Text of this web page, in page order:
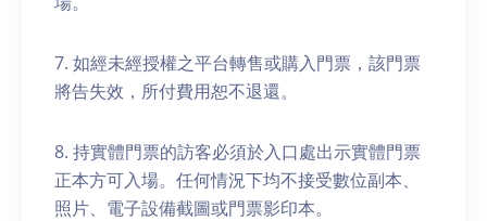
7.⁠ ⁠如經未經授權之平台轉售或購入門票，該門票
將告失效，所付費用恕不退還。
8. 持實體門票的訪客必須於入口處出示實體門票
正本方可入場。任何情況下均不接受數位副本、
照片、電子設備截圖或門票影印本。